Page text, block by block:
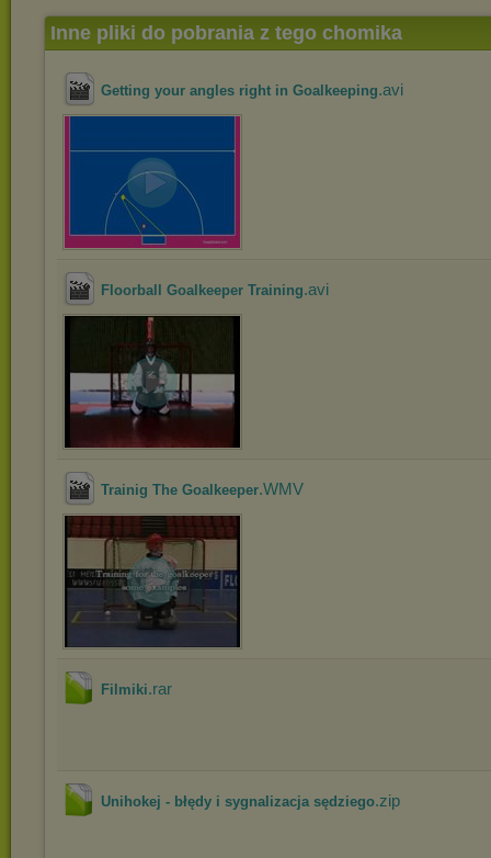
Inne pliki do pobrania z tego chomika
Getting your angles right in Goalkeeping.avi
Floorball Goalkeeper Training.avi
Trainig The Goalkeeper.WMV
Filmiki.rar
Unihokej - błędy i sygnalizacja sędziego.zip